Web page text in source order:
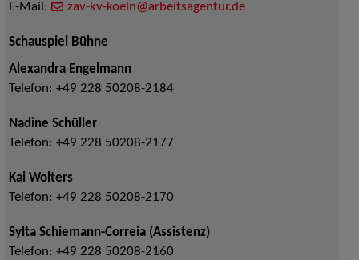
E-Mail:
zav-kv-koeln@arbeitsagentur.de
Schauspiel Bühne
Alexandra Engelmann
Telefon: +49 228 50208-2184
Nadine Schüller
Telefon: +49 228 50208-2177
Kai Wolters
Telefon: +49 228 50208-2170
Sylta Schiemann-Correia (Assistenz)
Telefon: +49 228 50208-2160